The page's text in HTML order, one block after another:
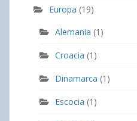
Europa (19)
Alemania (1)
Croacia (1)
Dinamarca (1)
Escocia (1)